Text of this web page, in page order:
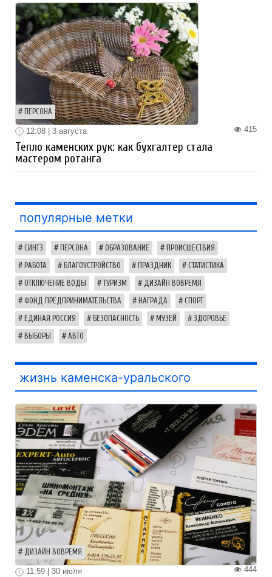
ПЕРСОНА
415
12:08 | 3 августа
Тепло каменских рук: как бухгалтер стала
мастером ротанга
популярные метки
СИНТЗ ПЕРСОНА ОБРАЗОВАНИЕ ПРОИСШЕСТВИЯ
РАБОТА БЛАГОУСТРОЙСТВО ПРАЗДНИК СТАТИСТИКА
ОТКЛЮЧЕНИЕ ВОДЫ ТУРИЗМ ДИЗАЙН ВОВРЕМЯ
ФОНД ПРЕДПРИНИМАТЕЛЬСТВА НАГРАДА СПОРТ
ЕДИНАЯ РОССИЯ БЕЗОПАСНОСТЬ МУЗЕЙ ЗДОРОВЬЕ
ВЫБОРЫ АВТО
жизнь каменска-уральского
ДИЗАЙН ВОВРЕМЯ
444
11:59 | 30 июля